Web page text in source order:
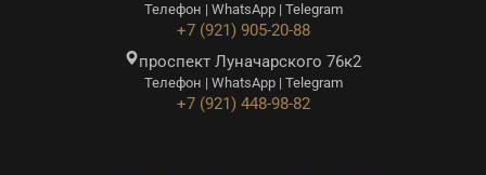
Телефон | WhatsApp | Telegram
+7 (921) 905-20-88
проспект Луначарского 76к2
Телефон | WhatsApp | Telegram
+7 (921) 448-98-82